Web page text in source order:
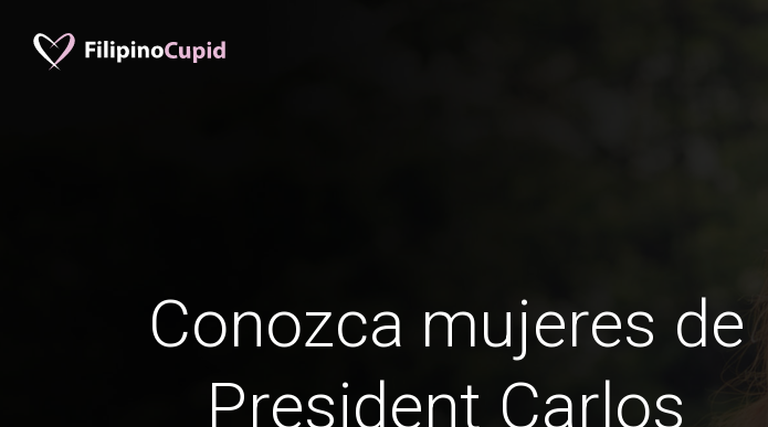
Conozca mujeres de
President Carlos